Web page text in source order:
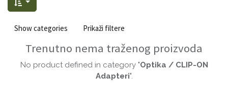
Show categories Prikaži filtere
Trenutno nema traženog proizvoda
No product defined in category "Optika / CLIP-ON
Adapteri".